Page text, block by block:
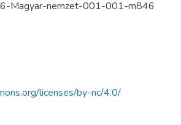
Magyar-nemzet-001-001-m846
licenses/by-nc/4.0/